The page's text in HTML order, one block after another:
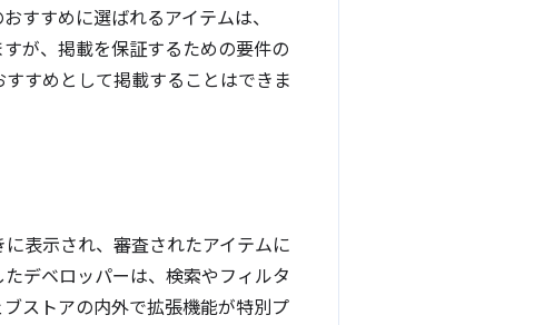
すすめに選ばれるアイテムは、
が、掲載を保証するための要件の
すめとして掲載することはできま
表示され、審査されたアイテムに
デベロッパーは、検索やフィルタ
ストアの内外で拡張機能が特別プ